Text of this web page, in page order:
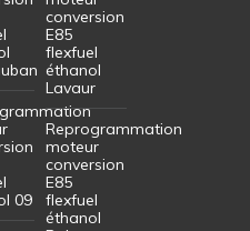
09
conversion
E85
flexfuel
éthanol
Lavaur
Reprogrammation
moteur
conversion
E85
flexfuel
éthanol